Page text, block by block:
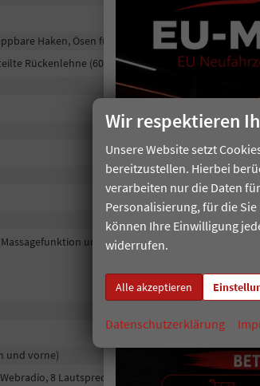
Haken, Ösen für Netze, Seitenfächer
Rückenlehne (60:40)
und elektrischer Lordosenstütze
und vorne)
8 Lautsprecher
Wir respektieren
Unsere Website setzt
bereitzustellen. Hierbei
verarbeiten nur die Daten
Personalisierung, für die
können Ihre Einwilligung
widerrufen.
Alle akzeptieren
Datenschutzerklärung